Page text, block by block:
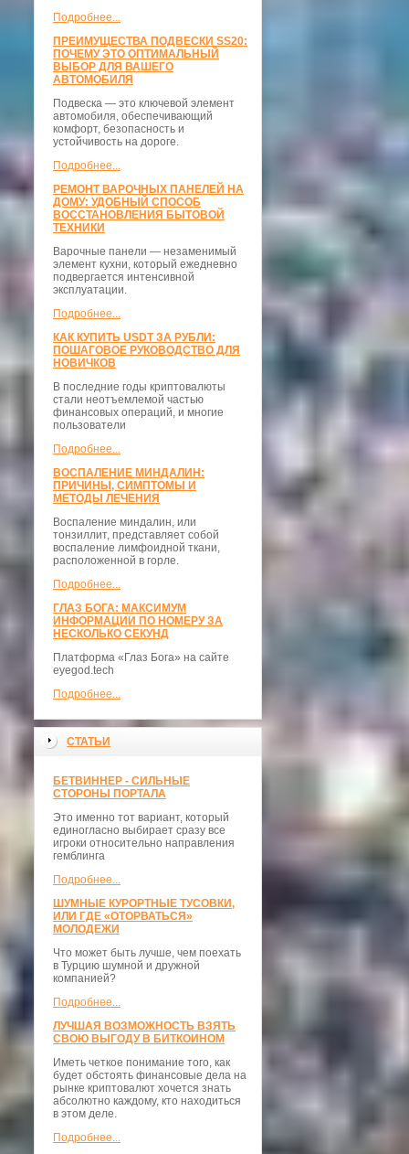
Подробнее...
ПРЕИМУЩЕСТВА ПОДВЕСКИ SS20:
ПОЧЕМУ ЭТО ОПТИМАЛЬНЫЙ
ВЫБОР ДЛЯ ВАШЕГО
АВТОМОБИЛЯ
Подвеска — это ключевой элемент
автомобиля, обеспечивающий
комфорт, безопасность и
устойчивость на дороге.
Подробнее...
РЕМОНТ ВАРОЧНЫХ ПАНЕЛЕЙ НА
ДОМУ: УДОБНЫЙ СПОСОБ
ВОССТАНОВЛЕНИЯ БЫТОВОЙ
ТЕХНИКИ
Варочные панели — незаменимый
элемент кухни, который ежедневно
подвергается интенсивной
эксплуатации.
Подробнее...
КАК КУПИТЬ USDT ЗА РУБЛИ:
ПОШАГОВОЕ РУКОВОДСТВО ДЛЯ
НОВИЧКОВ
В последние годы криптовалюты
стали неотъемлемой частью
финансовых операций, и многие
пользователи
Подробнее...
ВОСПАЛЕНИЕ МИНДАЛИН:
ПРИЧИНЫ, СИМПТОМЫ И
МЕТОДЫ ЛЕЧЕНИЯ
Воспаление миндалин, или
тонзиллит, представляет собой
воспаление лимфоидной ткани,
расположенной в горле.
Подробнее...
ГЛАЗ БОГА: МАКСИМУМ
ИНФОРМАЦИИ ПО НОМЕРУ ЗА
НЕСКОЛЬКО СЕКУНД
Платформа «Глаз Бога» на сайте
eyegod.tech
Подробнее...
СТАТЬИ
БЕТВИННЕР - СИЛЬНЫЕ
СТОРОНЫ ПОРТАЛА
Это именно тот вариант, который
единогласно выбирает сразу все
игроки относительно направления
гемблинга
Подробнее...
ШУМНЫЕ КУРОРТНЫЕ ТУСОВКИ,
ИЛИ ГДЕ «ОТОРВАТЬСЯ»
МОЛОДЕЖИ
Что может быть лучше, чем поехать
в Турцию шумной и дружной
компанией?
Подробнее...
ЛУЧШАЯ ВОЗМОЖНОСТЬ ВЗЯТЬ
СВОЮ ВЫГОДУ В БИТКОИНОМ
Иметь четкое понимание того, как
будет обстоять финансовые дела на
рынке криптовалют хочется знать
абсолютно каждому, кто находиться
в этом деле.
Подробнее...